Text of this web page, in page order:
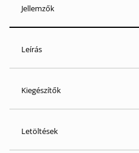
Jellemzők
Leírás
Kiegészítők
Letöltések